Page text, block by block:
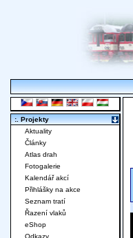
:. Projekty
Aktuality
Články
Atlas drah
Fotogalerie
Kalendář akcí
Přihlášky na akce
Seznam tratí
Řazení vlaků
eShop